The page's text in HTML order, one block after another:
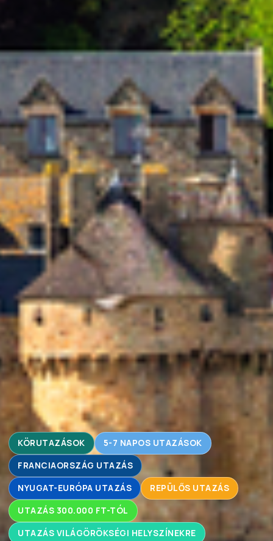
KÖRUTAZÁSOK 5-7 NAPOS UTAZÁSOK
FRANCIAORSZÁG UTAZÁS
NYUGAT-EURÓPA UTAZÁS REPÜLŐS UTAZÁS
UTAZÁS 300.000 FT-TÓL
UTAZÁS VILÁGÖRÖKSÉGI HELYSZÍNEKRE